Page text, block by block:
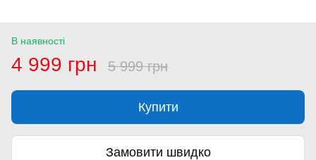
В наявності
4 999 грн 5 999 грн
Купити
Замовити швидко